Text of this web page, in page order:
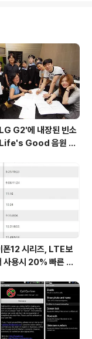
G2'에 내장된 빈소
Life's Good 음원 공
폰12 시리즈, LTE보
사용시 20% 빠른 배